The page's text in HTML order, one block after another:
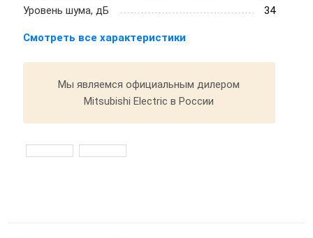
Уровень шума, дБ
34
Смотреть все характеристики
Мы являемся официальным дилером
Mitsubishi Electric в России